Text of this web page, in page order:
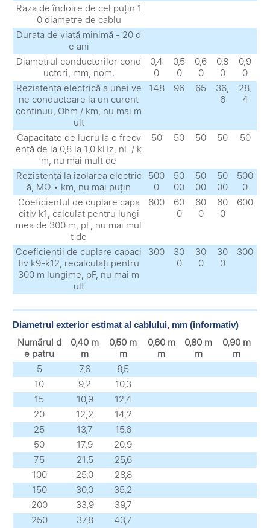
Raza de îndoire de cel puțin 1
0 diametre de cablu
Durata de viață minimă - 20 d
e ani
Diametrul conductorilor cond
uctori, mm, nom.
0,4
0
0,5
0
0,6
0
0,8
0
0,9
0
Rezistența electrică a unei ve
ne conductoare la un curent
continuu, Ohm / km, nu mai m
ult
148 96 65
36,
6
28,
4
Capacitate de lucru la o frecv
ență de la 0,8 la 1,0 kHz, nF / k
m, nu mai mult de
50 50 50 50 50
Rezistență la izolarea electric
ă, MΩ • km, nu mai puțin
500
0
50
00
50
00
50
00
500
0
Coeficientul de cuplare capa
citiv k1, calculat pentru lungi
mea de 300 m, pF, nu mai mul
t de
600
60
0
60
0
60
0
600
Coeficienții de cuplare capaci
tiv k9-k12, recalculați pentru
300 m lungime, pF, nu mai m
ult
300
30
0
30
0
30
0
300
Diametrul exterior estimat al cablului, mm (informativ)
Numărul d
e patru
0,40 m
m
0,50 m
m
0,60 m
m
0,80 m
m
0,90 m
m
5
7,6
8,5
10
9,2
10,3
15
10,9
12,4
20
12,2
14,2
25
13,7
15,6
50
17,9
20,9
75
21,5
25,6
100
25,0
28,8
150
30,0
35,2
200
33,9
39,7
250
37,8
43,7